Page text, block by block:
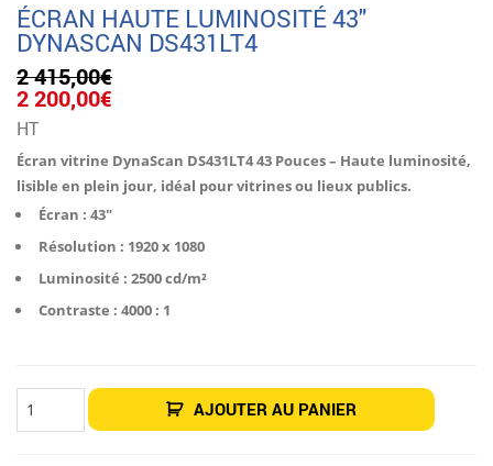
ÉCRAN HAUTE LUMINOSITÉ 43″
DYNASCAN DS431LT4
2 415,00€
Le
prix
initial
était :
2
415,00€.
2 200,00€
est :
2
200,00€.
HT
Écran vitrine DynaScan DS431LT4 43 Pouces – Haute luminosité,
lisible en plein jour, idéal pour vitrines ou lieux publics.
Écran : 43″
Résolution : 1920 x 1080
Luminosité : 2500 cd/m²
Contraste : 4000 : 1
quantité
de AJOUTER AU PANIER